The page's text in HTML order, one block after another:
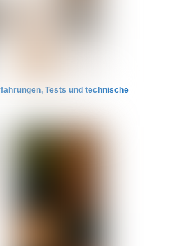
Tests und technische